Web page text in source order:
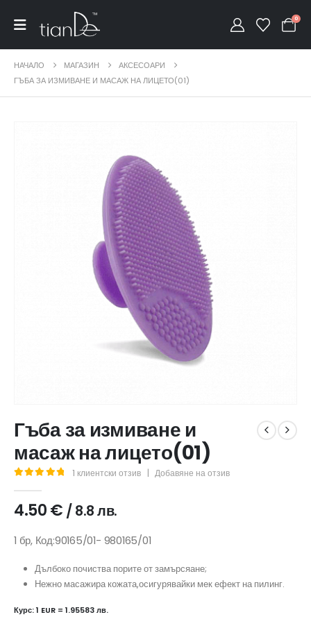
0
НАЧАЛО МАГАЗИН
АКСЕСОАРИ
ГЪБА ЗА ИЗМИВАНЕ И МАСАЖ НА ЛИЦЕТО(01)
Гъба за измиване и
масаж на лицето(01)
1 клиентски отзив | Добавяне на отзив
4.50€ / 8.8 лв.
1 бр, Код:90165/01- 980165/01
Дълбоко почиства порите от замърсяане;
Нежно масажира кожата,осигурявайки мек ефект на пилинг.
Курс: 1 EUR = 1.95583 лв.